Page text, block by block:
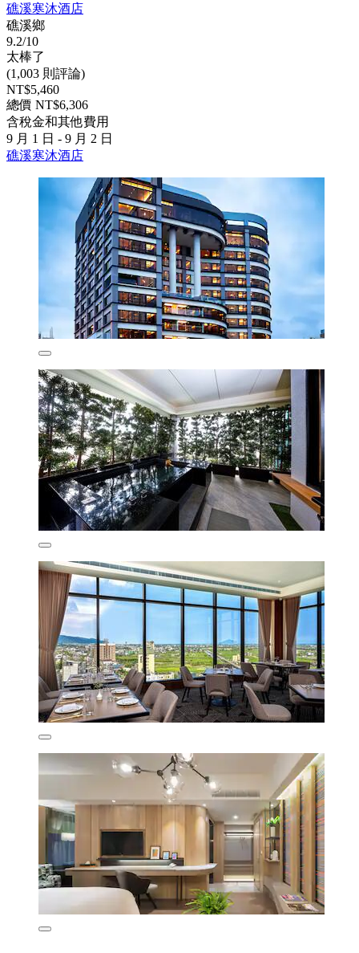
礁溪寒沐酒店
礁溪鄉
9.2/10
太棒了
(1,003 則評論)
NT$5,460
總價 NT$6,306
含稅金和其他費用
9 月 1 日 - 9 月 2 日
礁溪寒沐酒店